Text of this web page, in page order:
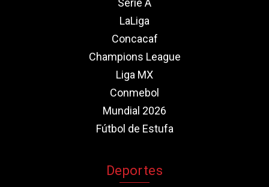
Serie A
LaLiga
Concacaf
Champions League
Liga MX
Conmebol
Mundial 2026
Fútbol de Estufa
Deportes